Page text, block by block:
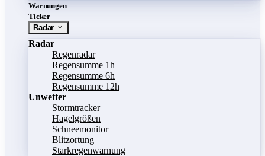
Warnungen
Ticker
Radar
Radar
Regenradar
Regensumme 1h
Regensumme 6h
Regensumme 12h
Unwetter
Stormtracker
Hagelgrößen
Schneemonitor
Blitzortung
Starkregenwarnung